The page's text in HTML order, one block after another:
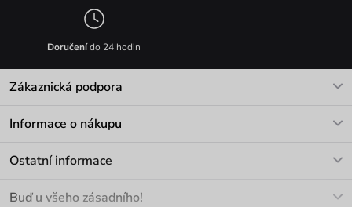
Doručenído 24 hodin
Zákaznická podpora
Informace o nákupu
Materiály a údržba
Ostatní informace
Buď u všeho zásadního!